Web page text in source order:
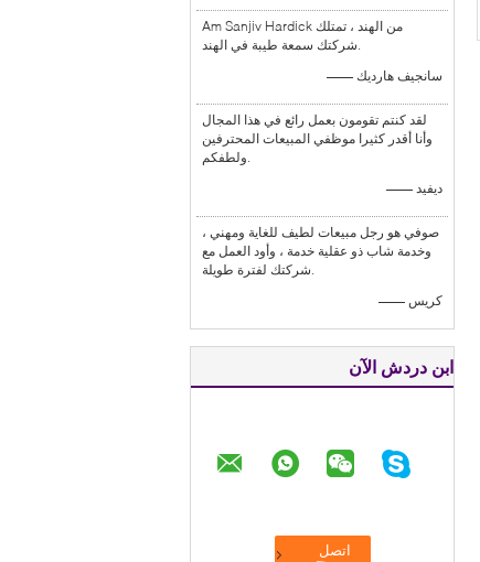
Am Sanjiv Hardick من الهند ، تمتلك
شركتك سمعة طيبة في الهند.
—— سانجيف هارديك
لقد كنتم تقومون بعمل رائع في هذا المجال
وأنا أقدر كثيرا موظفي المبيعات المحترفين
ولطفكم.
—— ديفيد
صوفي هو رجل مبيعات لطيف للغاية ومهني ،
وخدمة شاب ذو عقلية خدمة ، وأود العمل مع
شركتك لفترة طويلة.
—— كريس
ابن دردش الآن